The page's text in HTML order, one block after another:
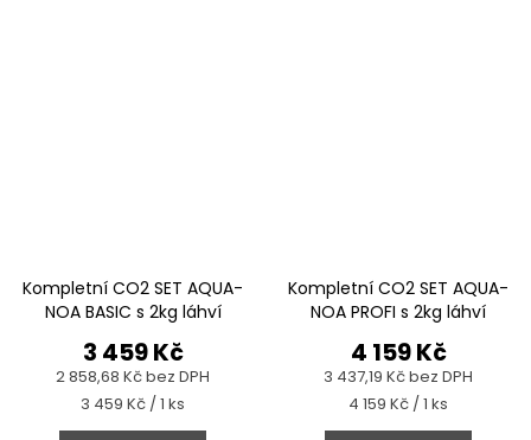
Kompletní CO2 SET AQUA-
NOA BASIC s 2kg láhví
2 858,68 Kč bez DPH
3 459 Kč
Měrná
cena:
3 459 Kč / 1 ks
Kompletní CO2 SET AQUA-
NOA PROFI s 2kg láhví
3 437,19 Kč bez DPH
4 159 Kč
Měrná
cena:
4 159 Kč / 1 ks